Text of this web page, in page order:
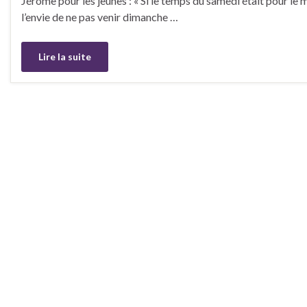
l’envie de ne pas venir dimanche …
Lire la suite